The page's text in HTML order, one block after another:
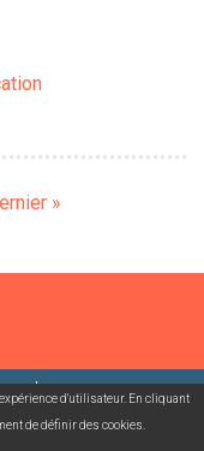
»
Contact
d'utilisateur. En cliquant
de définir des cookies.